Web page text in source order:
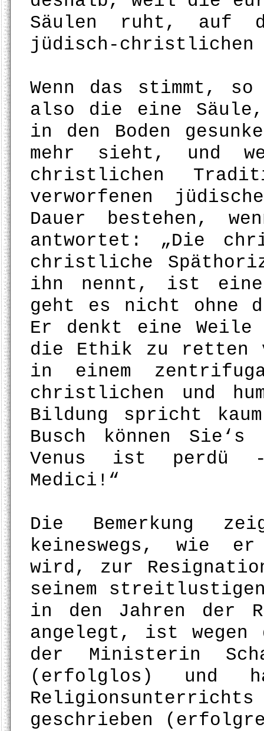
Säulen ruht, auf
jüdisch-
Wenn das stimmt,
also die eine
in den Boden
mehr sieht, und
christlichen
verworfenen
Dauer bestehen,
antwortet: „Die
christliche
ihn nennt, ist eine
geht es nicht ohne
Er denkt eine Weile
die Ethik zu retten
in einem
christlichen und
Bildung spricht
Busch können
Venus ist perdü
Medici!“
Die Bemerkung
keineswegs, wie er
wird, zur
seinem
in den Jahren der
angelegt, ist
der Ministerin
(erfolglos) und
geschrieben